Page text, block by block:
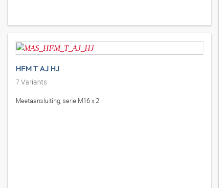
HFM T AJ HJ
7 Variants
Meetaansluiting, serie M16 x 2